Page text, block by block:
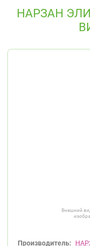
НАРЗАН
Внешний
Производитель: